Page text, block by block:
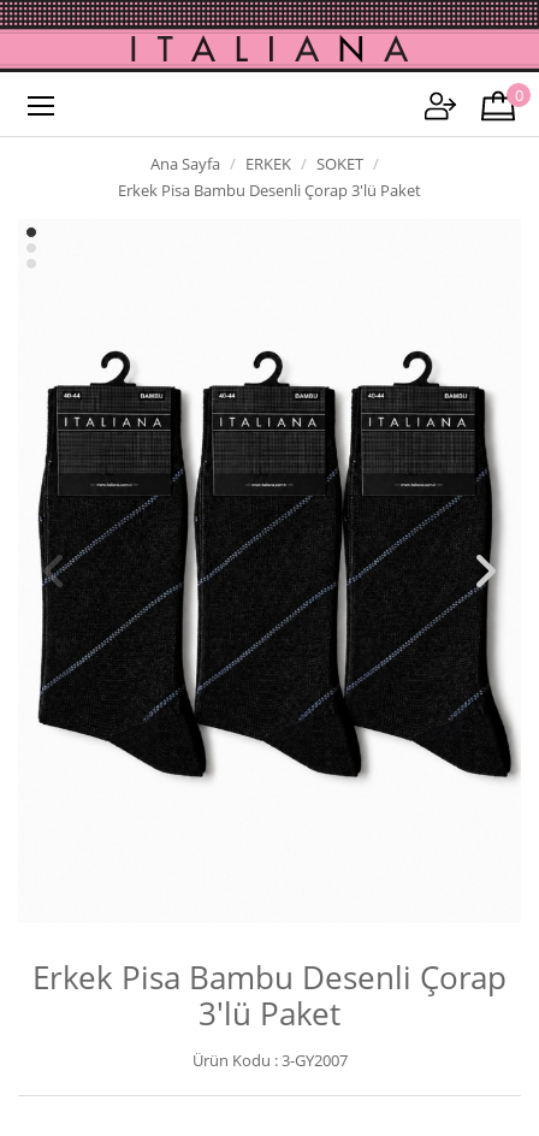
0
Ana Sayfa ERKEK
SOKET
Erkek Pisa Bambu Desenli Çorap 3'lü Paket
Erkek Pisa Bambu Desenli Çorap
3'lü Paket
Ürün Kodu :3-GY2007